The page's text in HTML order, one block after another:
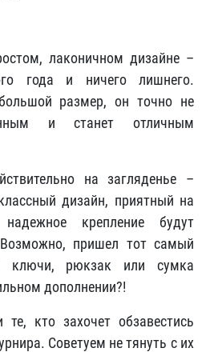
лаконичном дизайне –
года и ничего лишнего.
размер, он точно не
и станет отличным
на загляденье –
дизайн, приятный на
крепление будут
пришел тот самый
ключи, рюкзак или сумка
дополнении?!
кто захочет обзавестись
Советуем не тянуть с их